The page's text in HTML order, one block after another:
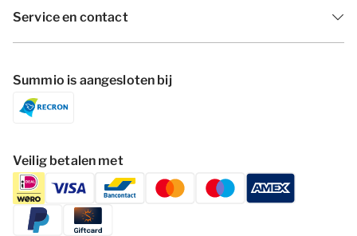
Service en contact
Summio is aangesloten bij
Veilig betalen met